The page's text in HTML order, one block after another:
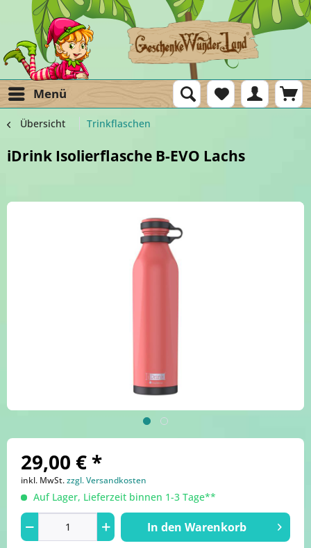
Menü
Übersicht Trinkflaschen
iDrink Isolierflasche B-EVO Lachs
29,00 € *
inkl. MwSt.zzgl. Versandkosten
Auf Lager, Lieferzeit binnen 1-3 Tage**
In den Warenkorb